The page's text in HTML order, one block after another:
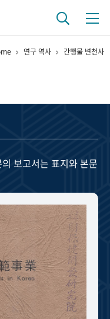
연구자들
물 영상 기록물
주년 광장
연구 역사 간행물 변천사
보고서는 표지와 본문